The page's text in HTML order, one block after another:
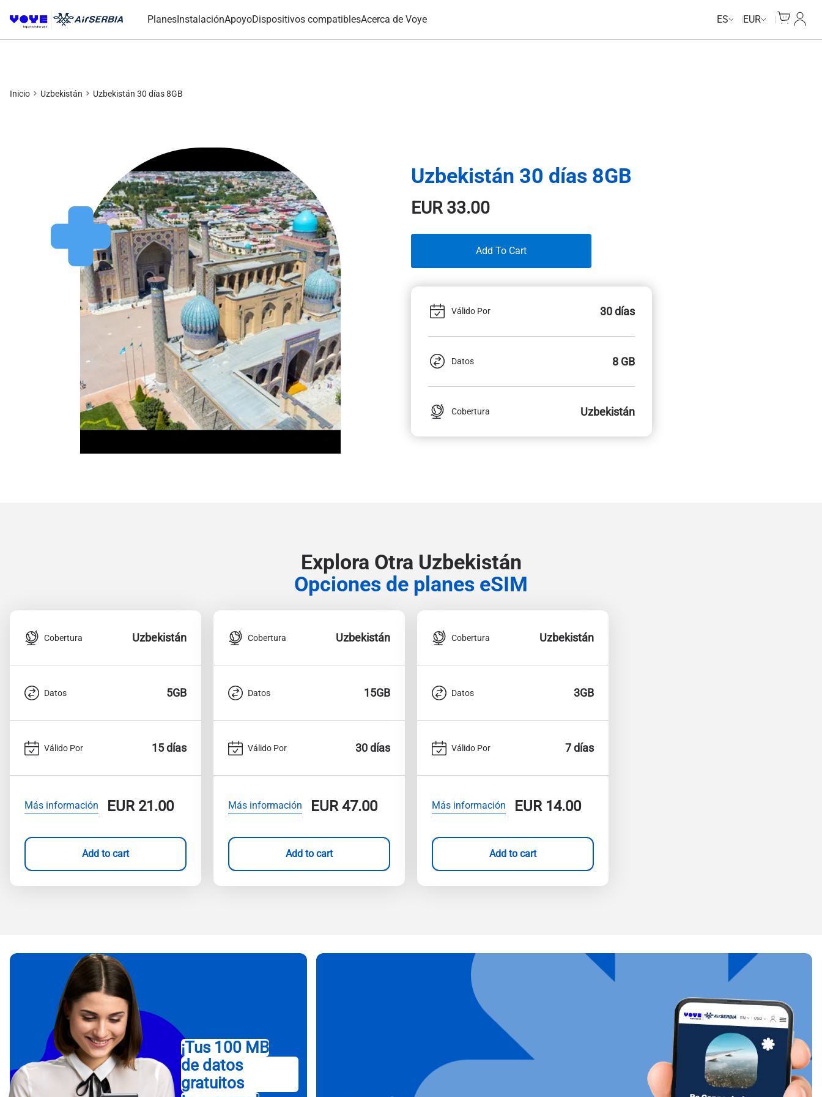
PlanesInstalaciónApoyoDispositivos compatiblesAcerca de Voye ES EUR
Mi
Inicio Uzbekistán Uzbekistán 30 días 8GB
Uzbekistán 30 días 8GB
EUR33.00
Add To Cart
Válido Por 30 días
Datos 8 GB
Cobertura Uzbekistán
Explora Otra Uzbekistán
Opciones de planes eSIM
Cobertura Uzbekistán
Datos 5GB
Válido Por 15 días
Más información EUR21.00
Add to cart
Cobertura Uzbekistán
Datos 15GB
Válido Por 30 días
Más información EUR47.00
Add to cart
Cobertura Uzbekistán
Datos 3GB
Válido Por 7 días
Más información EUR14.00
Add to cart
¡Tus 100 MB
de datos
gratuitos